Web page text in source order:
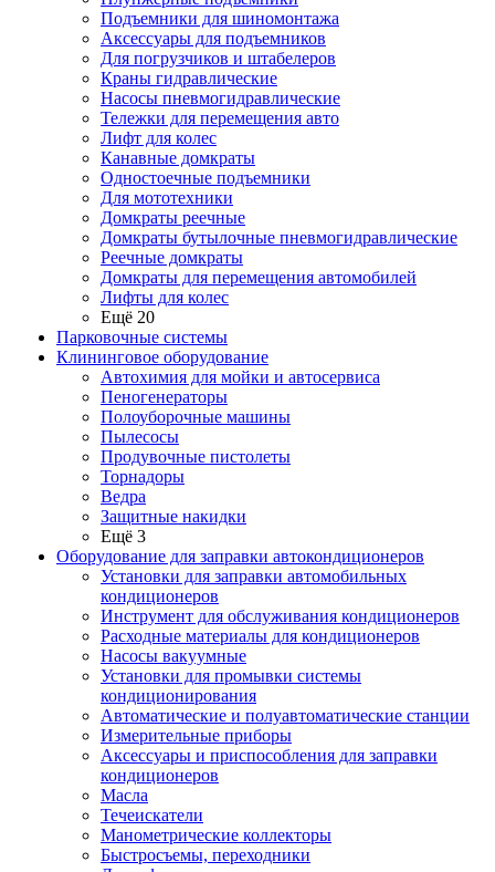
Подъемники для шиномонтажа
Аксессуары для подъемников
Для погрузчиков и штабелеров
Краны гидравлические
Насосы пневмогидравлические
Тележки для перемещения авто
Лифт для колес
Канавные домкраты
Одностоечные подъемники
Для мототехники
Домкраты реечные
Домкраты бутылочные пневмогидравлические
Реечные домкраты
Домкраты для перемещения автомобилей
Лифты для колес
Ещё 20
Парковочные системы
Клининговое оборудование
Автохимия для мойки и автосервиса
Пеногенераторы
Полоуборочные машины
Пылесосы
Продувочные пистолеты
Торнадоры
Ведра
Защитные накидки
Ещё 3
Оборудование для заправки автокондиционеров
Установки для заправки автомобильных
кондиционеров
Инструмент для обслуживания кондиционеров
Расходные материалы для кондиционеров
Насосы вакуумные
Установки для промывки системы
кондиционирования
Автоматические и полуавтоматические станции
Измерительные приборы
Аксессуары и приспособления для заправки
кондиционеров
Масла
Течеискатели
Манометрические коллекторы
Быстросъемы, переходники